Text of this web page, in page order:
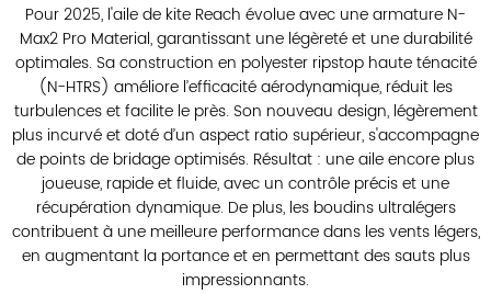
Pour 2025, l'aile de kite Reach évolue avec une armature N-
Max2 Pro Material, garantissant une légèreté et une durabilité
optimales. Sa construction en polyester ripstop haute ténacité
(N-HTRS) améliore l’efficacité aérodynamique, réduit les
turbulences et facilite le près. Son nouveau design, légèrement
plus incurvé et doté d’un aspect ratio supérieur, s'accompagne
de points de bridage optimisés. Résultat : une aile encore plus
joueuse, rapide et fluide, avec un contrôle précis et une
récupération dynamique. De plus, les boudins ultralégers
contribuent à une meilleure performance dans les vents légers,
en augmentant la portance et en permettant des sauts plus
impressionnants.